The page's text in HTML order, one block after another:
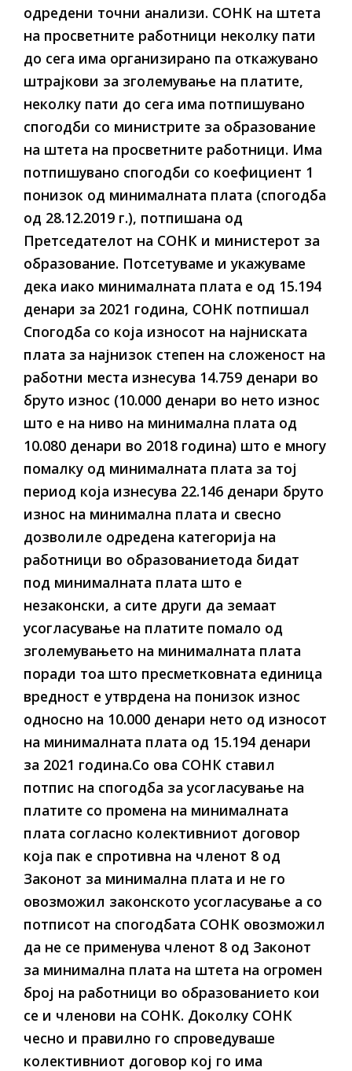
одредени точни анализи. СОНК на штета
на просветните работници неколку пати
до сега има организирано па откажувано
штрајкови за зголемување на платите,
неколку пати до сега има потпишувано
спогодби со министрите за образование
на штета на просветните работници. Има
потпишувано спогодби со коефициент 1
понизок од минималната плата (спогодба
од 28.12.2019 г.), потпишана од
Претседателот на СОНК и министерот за
образование. Потсетуваме и укажуваме
дека иако минималната плата е од 15.194
денари за 2021 година, СОНК потпишал
Спогодба со која износот на најниската
плата за најнизок степен на сложеност на
работни места изнесува 14.759 денари во
бруто износ (10.000 денари во нето износ
што е на ниво на минимална плата од
10.080 денари во 2018 година) што е многу
помалку од минималната плата за тој
период која изнесува 22.146 денари бруто
износ на минимална плата и свесно
дозволиле одредена категорија на
работници во образованиетода бидат
под минималната плата што е
незаконски, а сите други да земаат
усогласување на платите помало од
зголемувањето на минималната плата
поради тоа што пресметковната единица
вредност е утврдена на понизок износ
односно на 10.000 денари нето од износот
на минималната плата од 15.194 денари
за 2021 година.Со ова СОНК ставил
потпис на спогодба за усогласување на
платите со промена на минималната
плата согласно колективниот договор
која пак е спротивна на членот 8 од
Законот за минимална плата и не го
овозможил законското усогласување а со
потписот на спогодбата СОНК овозможил
да не се применува членот 8 од Законот
за минимална плата на штета на огромен
број на работници во образованието кои
се и членови на СОНК. Доколку СОНК
чесно и правилно го спроведуваше
колективниот договор кој го има